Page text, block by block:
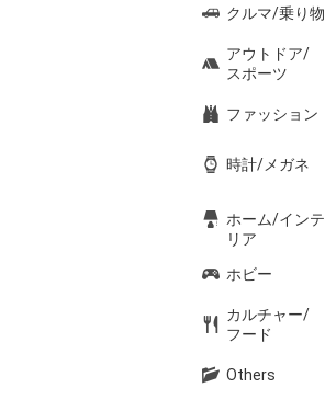
クルマ/乗り物
アウトドア/
スポーツ
ファッション
時計/メガネ
ホーム/インテ
リア
ホビー
カルチャー/
フード
Others